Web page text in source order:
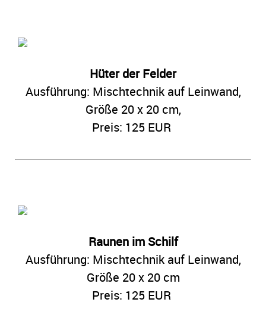
Hüter der Felder
Ausführung: Mischtechnik auf Leinwand,
Größe 20 x 20 cm,
Preis: 125 EUR
Raunen im Schilf
Ausführung: Mischtechnik auf Leinwand,
Größe 20 x 20 cm
Preis: 125 EUR